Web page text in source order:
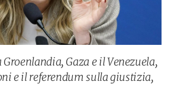
Gaza e il Venezuela,
e il referendum sulla giustizia,